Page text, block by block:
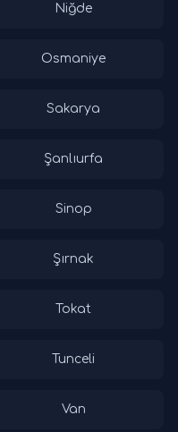
Niğde
Osmaniye
Sakarya
Şanlıurfa
Sinop
Şırnak
Tokat
Tunceli
Van